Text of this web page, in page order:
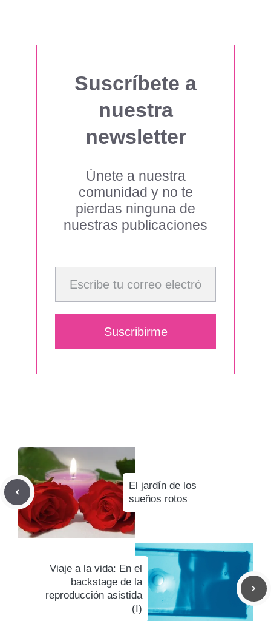
Suscríbete a
nuestra
newsletter
Únete a nuestra
comunidad y no te
pierdas ninguna de
nuestras publicaciones
Escribe tu correo electrónico…
Suscribirme
El jardín de los
sueños rotos
Viaje a la vida: En el
backstage de la
reproducción asistida
(I)